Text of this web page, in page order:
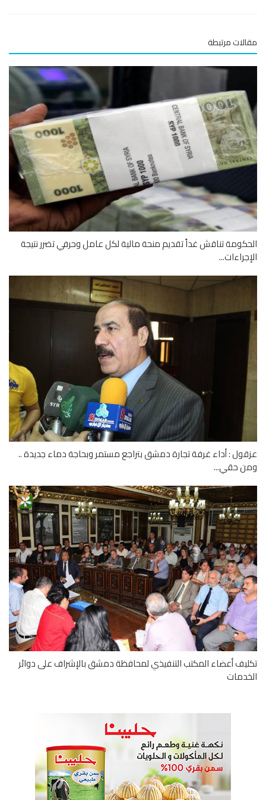
مرتبطة
تناقش غداً تقديم منحة مالية لكل عامل وحرفي تضرر نتيجة
: أداء غرفة تجارة دمشق بتراجع مستمر وبحاجة دماء جديدة ..
حقي...
أعضاء المكتب التنفيذي لمحافظة دمشق بالإشراف على دوائر